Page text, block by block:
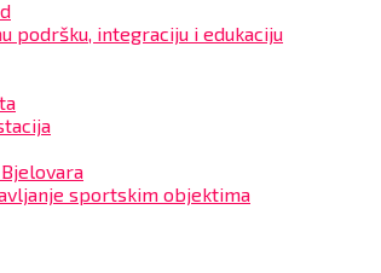
podršku, integraciju i edukaciju
sportskim objektima